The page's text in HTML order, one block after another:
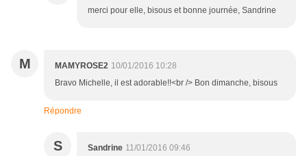
merci pour elle, bisous et bonne journée, Sandrine
M MAMYROSE2 10/01/2016 10:28
Bravo Michelle, il est adorable!!<br /> Bon dimanche, bisous
Répondre
S Sandrine 11/01/2016 09:46